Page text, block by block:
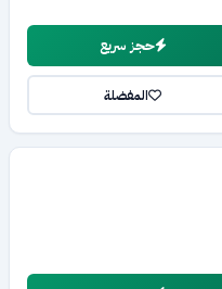
حجز سريع
المفضلة